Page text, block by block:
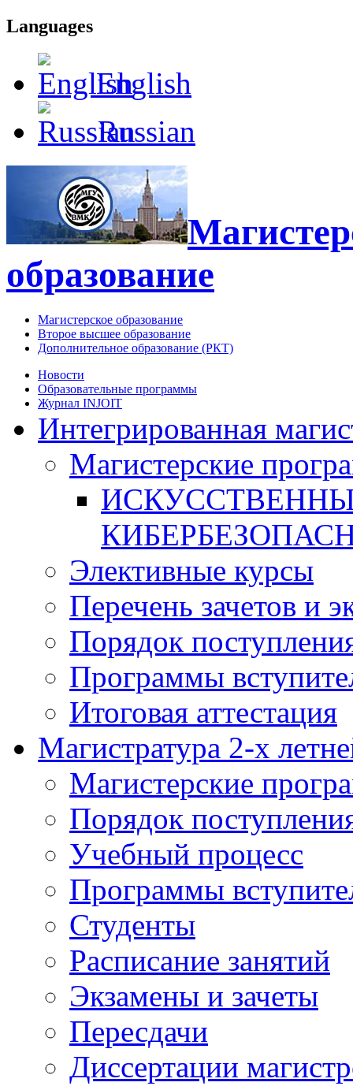
Languages
English
Russian
образование
Магистерское образование
Второе высшее образование
Дополнительное образование (РКТ)
Новости
Образовательные программы
Журнал INJOIT
Интегрированная
Магистерские
Элективные курсы
Перечень зачетов и
Порядок
Программы
Итоговая аттестация
Магистратура 2-х
Магистерские
Порядок
Учебный процесс
Программы
Студенты
Расписание занятий
Экзамены и зачеты
Пересдачи
Диссертации